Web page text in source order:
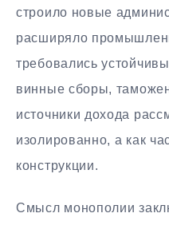
строило новые
расширяло
требовались
винные сборы,
источники дохода
изолированно, а как
конструкции.
Смысл монополии